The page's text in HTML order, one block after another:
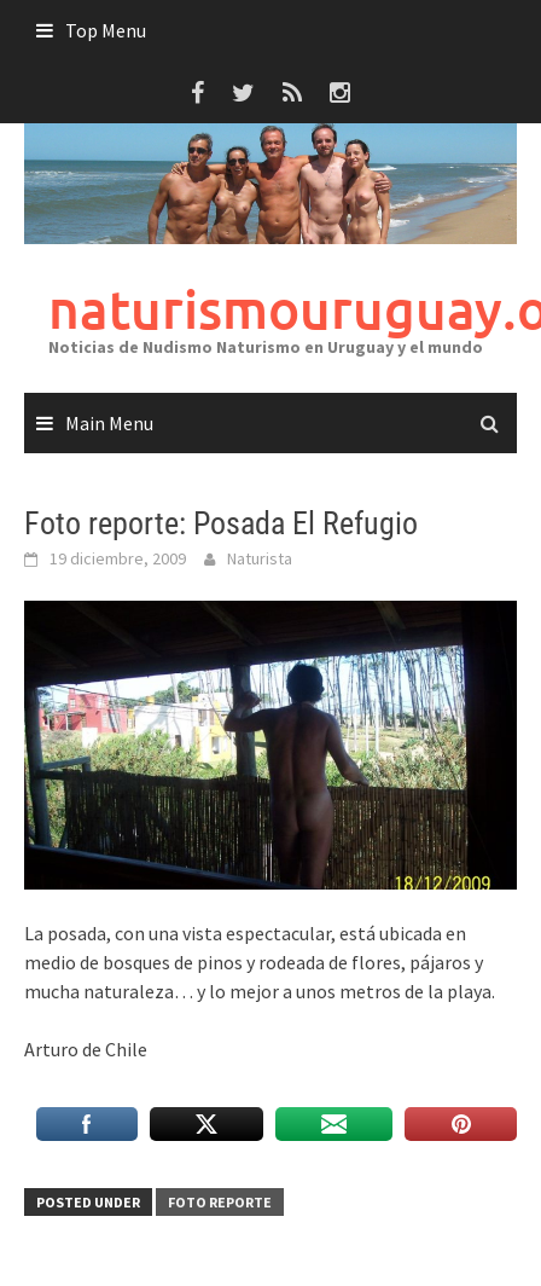
Top Menu
Noticias de Nudismo Naturismo en Uruguay y el mundo
Main Menu
Foto reporte: Posada El Refugio
19 diciembre, 2009 Naturista
La posada, con una vista espectacular, está ubicada en
medio de bosques de pinos y rodeada de flores, pájaros y
mucha naturaleza… y lo mejor a unos metros de la playa.
Arturo de Chile
POSTED UNDER FOTO REPORTE